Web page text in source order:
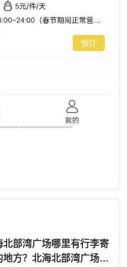
北部湾广场哪里有行李寄
地方？北海北部湾广场行